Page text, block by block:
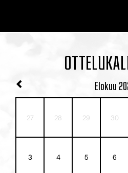
Elokuu
27 28 29 30
3 4 5 6